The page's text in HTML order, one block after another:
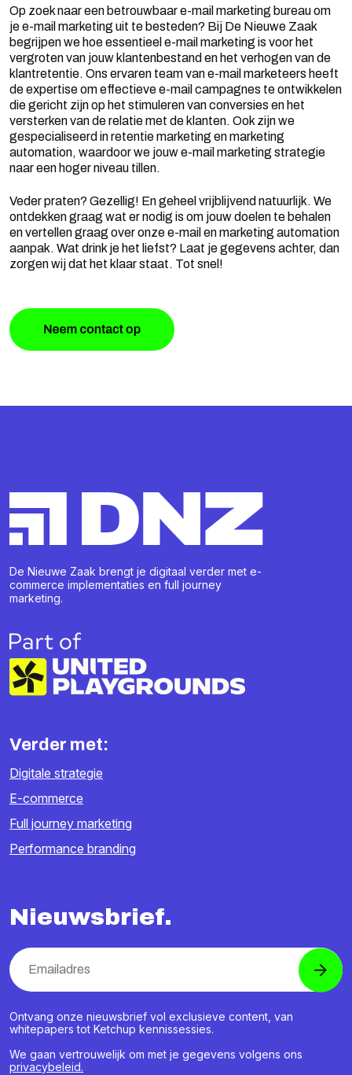
Op zoek naar een betrouwbaar e-mail marketing bureau om
je e-mail marketing uit te besteden? Bij De Nieuwe Zaak
begrijpen we hoe essentieel e-mail marketing is voor het
vergroten van jouw klantenbestand en het verhogen van de
klantretentie. Ons ervaren team van e-mail marketeers heeft
de expertise om effectieve e-mail campagnes te ontwikkelen
die gericht zijn op het stimuleren van conversies en het
versterken van de relatie met de klanten. Ook zijn we
gespecialiseerd in retentie marketing en marketing
automation, waardoor we jouw e-mail marketing strategie
naar een hoger niveau tillen.
Veder praten? Gezellig! En geheel vrijblijvend natuurlijk. We
ontdekken graag wat er nodig is om jouw doelen te behalen
en vertellen graag over onze e-mail en marketing automation
aanpak. Wat drink je het liefst? Laat je gegevens achter, dan
zorgen wij dat het klaar staat. Tot snel!
De Nieuwe Zaak brengt je digitaal verder met e-
commerce implementaties en full journey
marketing.
Verder met:
Digitale strategie
E-commerce
Full journey marketing
Performance branding
Nieuwsbrief.
Ontvang onze nieuwsbrief vol exclusieve content, van
whitepapers tot Ketchup kennissessies.
We gaan vertrouwelijk om met je gegevens volgens ons
privacybeleid.